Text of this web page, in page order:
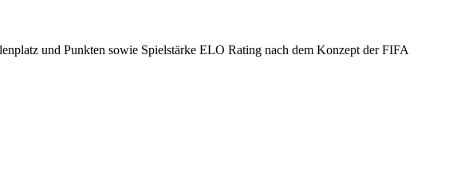
und Punkten sowie Spielstärke ELO Rating nach dem Konzept der FIFA